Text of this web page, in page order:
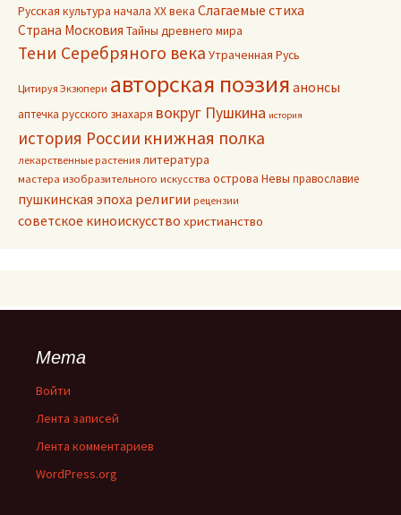
Русская культура начала ХХ века Слагаемые стиха
Страна Московия Тайны древнего мира
Тени Серебряного века Утраченная Русь
Цитируя Экзюпери авторская поэзия анонсы
аптечка русского знахаря вокруг Пушкина история
история России книжная полка
лекарственные растения литература
мастера изобразительного искусства острова Невы православие
пушкинская эпоха религии рецензии
советское киноискусство христианство
Мета
Войти
Лента записей
Лента комментариев
WordPress.org